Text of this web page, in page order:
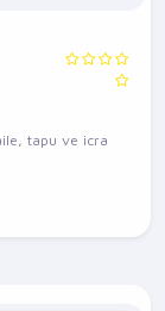
tapu ve icra